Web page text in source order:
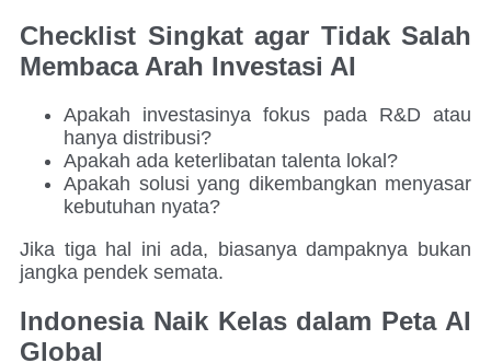
Checklist Singkat agar Tidak Salah
Membaca Arah Investasi AI
Apakah investasinya fokus pada R&D atau
hanya distribusi?
Apakah ada keterlibatan talenta lokal?
Apakah solusi yang dikembangkan menyasar
kebutuhan nyata?
Jika tiga hal ini ada, biasanya dampaknya bukan
jangka pendek semata.
Indonesia Naik Kelas dalam Peta AI
Global